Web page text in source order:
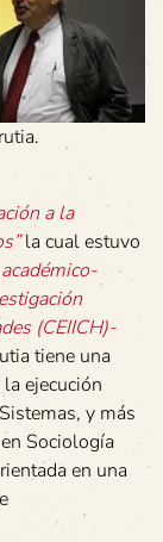
a la
la cual estuvo
académico-
(CEIICH)-
tiene una
ejecución
y más
Sociología
en una